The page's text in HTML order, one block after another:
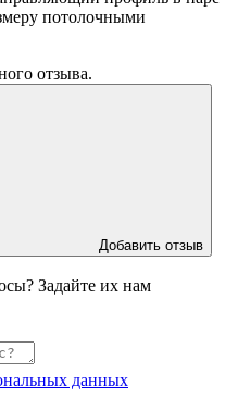
потолочными
отзыва.
Добавить отзыв
Задайте их нам
данных